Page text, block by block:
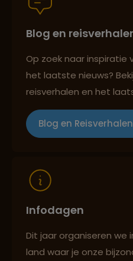
Best beoordeelde
Reizen met oog
Blog en
Op zoek naar inspiratie
het laatste nieuws?
reisverhalen en het
Blog en Reisverhalen
Infodagen
Dit jaar organiseren
land waar je onze